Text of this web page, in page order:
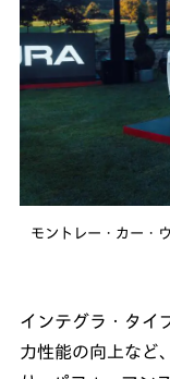
モントレー・カー・
インテグラ・タイ
力性能の向上など